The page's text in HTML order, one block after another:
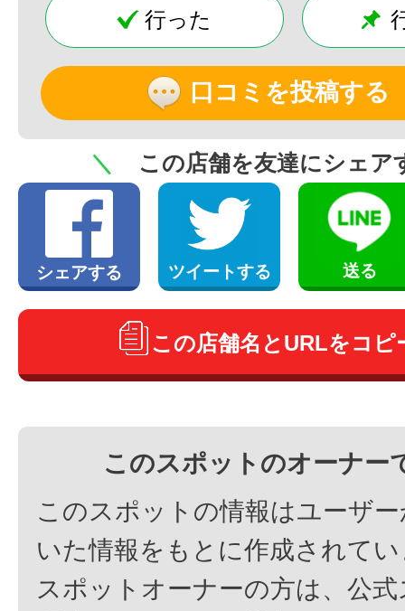
行った
口コミを投稿する
＼ この店舗を友達にシェア
シェアする ツイートする 送る
この店舗名とURLをコピ
このスポットのオーナー
このスポットの情報はユーザ
いた情報をもとに作成されて
スポットオーナーの方は、公